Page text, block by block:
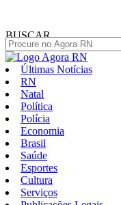
BUSCAR
Últimas Notícias
RN
Natal
Política
Polícia
Economia
Brasil
Saúde
Esportes
Cultura
Serviços